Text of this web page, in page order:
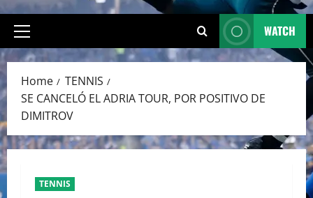
Primary
Menu
WATCH
Home
TENNIS
SE CANCELÓ EL ADRIA TOUR, POR POSITIVO DE
DIMITROV
TENNIS